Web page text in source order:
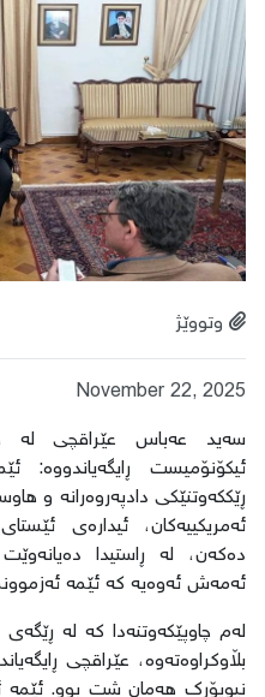
وتووێژ
November 22, 2025
سەید عەباس عێراقچی لە
ئیکۆنۆمیست ڕایگەیاندووە:
ڕێککەوتنێکی دادپەروەرانە و
ئەمریکییەکان، ئیدارەی
دەکەن، لە ڕاستیدا دەیانەوێت
ئەمەش ئەوەیە کە ئێمە
لەم چاوپێکەوتنەدا کە لە
بڵاوکراوەتەوە، عێراقچی
نیویۆرک هەمان شت بوو. ئێمە